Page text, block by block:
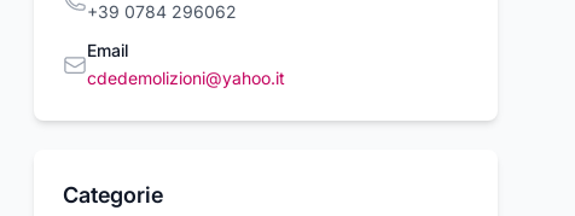
per lavori di
+39 0784 296062
Email
cdedemolizioni@yahoo.it
Categorie